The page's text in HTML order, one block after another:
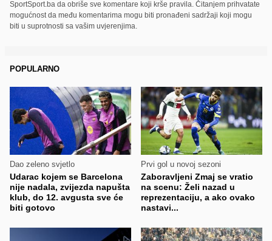
SportSport.ba da obriše sve komentare koji krše pravila. Čitanjem prihvatate
mogućnost da među komentarima mogu biti pronađeni sadržaji koji mogu
biti u suprotnosti sa vašim uvjerenjima.
POPULARNO
Dao zeleno svjetlo
Udarac kojem se Barcelona
nije nadala, zvijezda napušta
klub, do 12. avgusta sve će
biti gotovo
Prvi gol u novoj sezoni
Zaboravljeni Zmaj se vratio
na scenu: Želi nazad u
reprezentaciju, a ako ovako
nastavi...